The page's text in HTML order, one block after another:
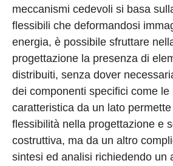
meccanismi cedevoli si basa
flessibili che deformandosi
energia, è possibile sfruttare
progettazione la presenza di
distribuiti, senza dover
dei componenti specifici come le
caratteristica da un lato
flessibilità nella progettazione e
costruttiva, ma da un altro
sintesi ed analisi richiedendo un